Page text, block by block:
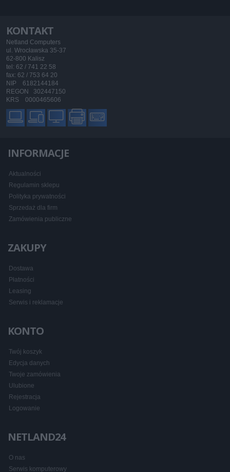
KONTAKT
Netland Computers
ul. Wrocławska 35-37
62-800 Kalisz
tel: 62 / 741 22 58
fax: 62 / 753 64 20
NIP 6182144184
REGON 302447150
KRS 0000465606
INFORMACJE
Aktualności
Regulamin sklepu
Polityka prywatności
Sprzedaż dla firm
Zamówienia publiczne
ZAKUPY
Dostawa
Płatności
Leasing
Serwis i reklamacje
KONTO
Twój koszyk
Edycja danych
Twoje zamówienia
Ulubione
Rejestracja
Logowanie
NETLAND24
O nas
Serwis komputerowy